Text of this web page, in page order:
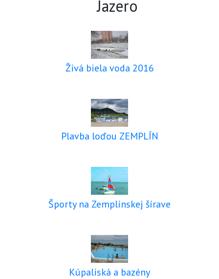
Jazero
Živá biela voda 2016
Plavba loďou ZEMPLÍN
Športy na Zemplínskej šírave
Kúpaliská a bazény